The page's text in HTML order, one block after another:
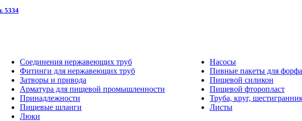
5334
Соединения нержавеющих труб
Фитинги для нержавеющих труб
Затворы и привода
Арматура для пищевой промышленности
Принадлежности
Пищевые шланги
Люки
Насосы
Пивные пакеты для
Пищевой силикон
Пищевой фторопласт
Труба, круг,
Листы